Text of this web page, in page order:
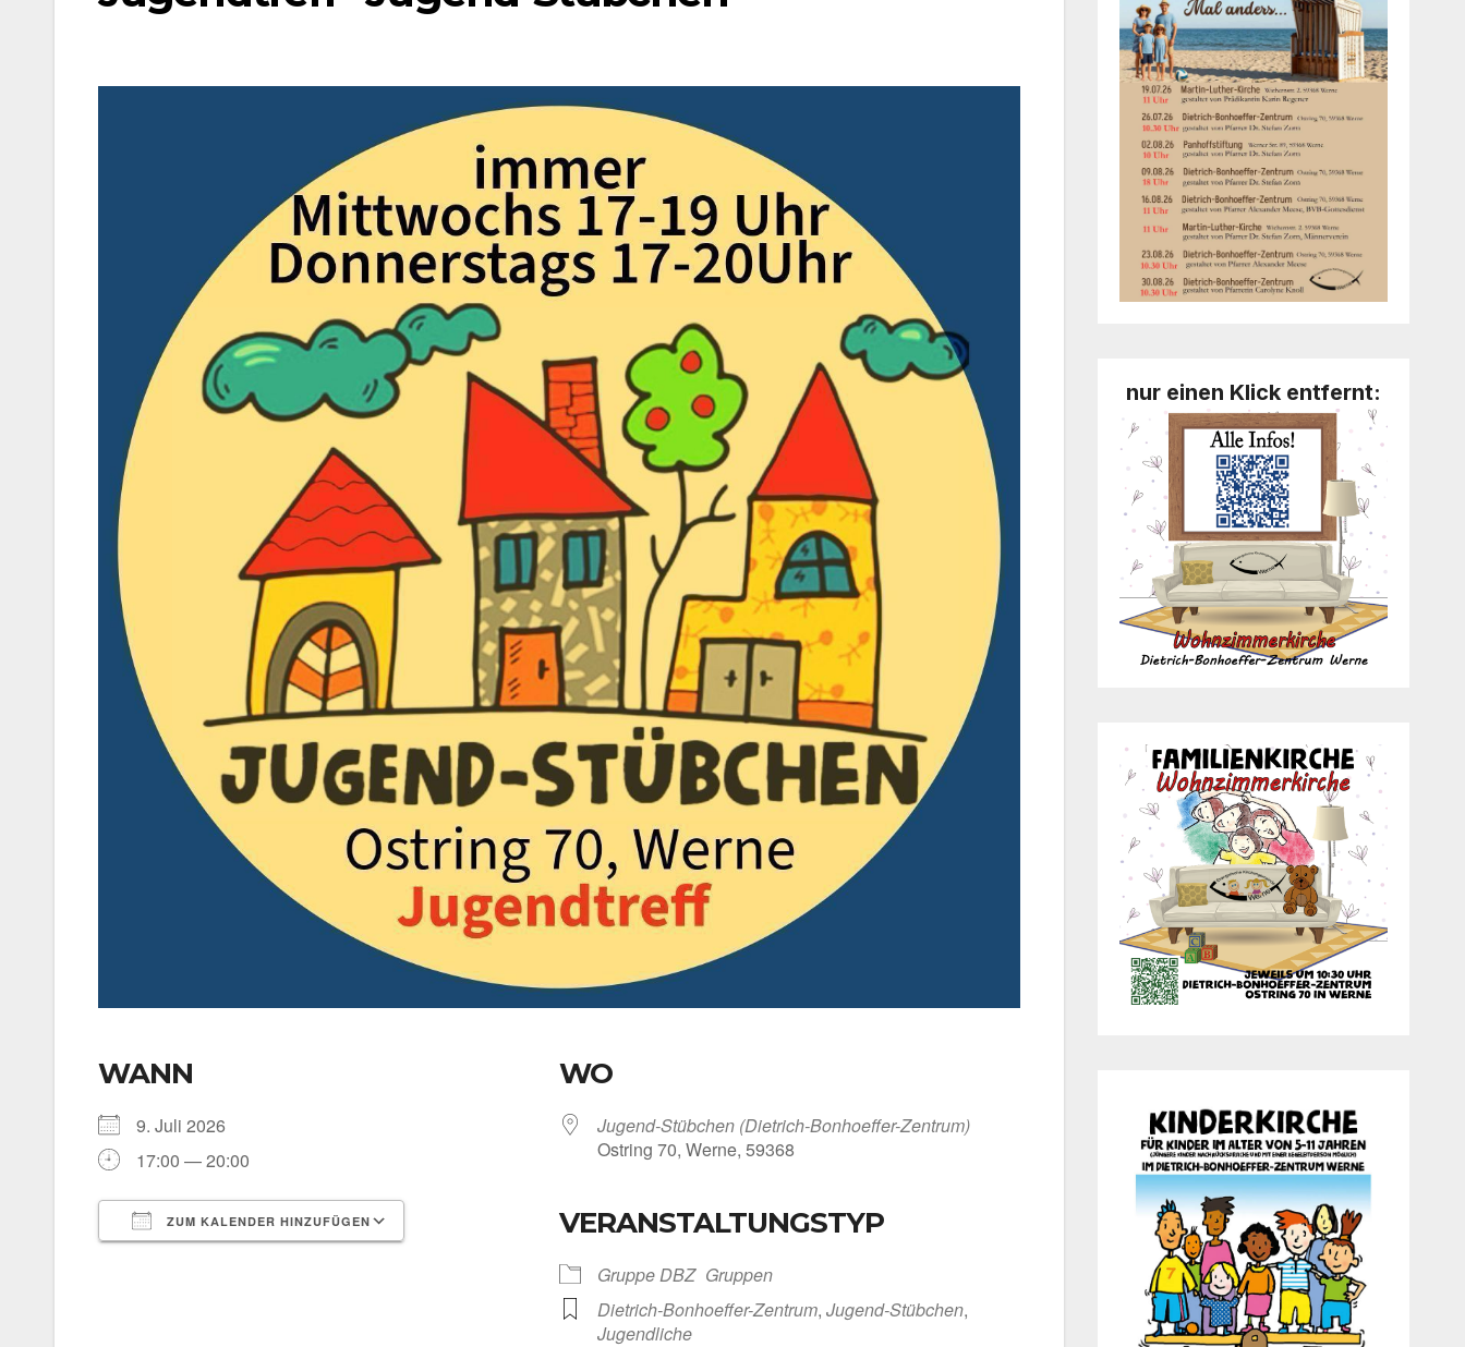
WANN
9. Juli 2026
17:00 — 20:00
ZUM KALENDER HINZUFÜGEN
Out­look Live
WO
Jugend-Stübchen (Dietrich-Bonhoeffer-Zentrum)
Ost­ring 70, Wer­ne, 59368
VERANSTALTUNGSTYP
Grup­pe DBZ Grup­pen
Dietrich-Bonhoeffer-Zentrum, Jugend-Stübchen,
Jugend­li­che
nur einen Klick entfernt: